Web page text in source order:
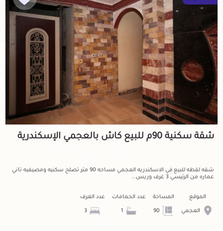
شقة سكنية 90م للبيع كاش بالعجمي الإسكندرية
شقه لقطه للبيع في الاسكندريه العجمي مساحه 90 متر تصلح سكنيه ومصيفيه تاني
عماره من الرئيسي 3 غرف وريس...
الموقع
العجمي
المساحة عدد الحمامات عدد الغرف